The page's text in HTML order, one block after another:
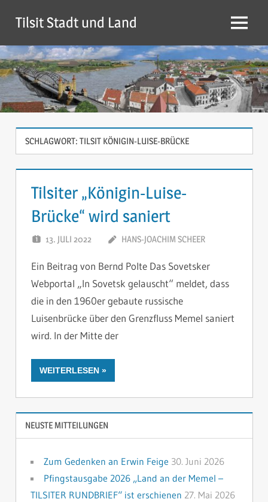
Inhalt
springen
Tilsit Stadt und Land Menü
SCHLAGWORT: TILSIT KÖNIGIN-LUISE-BRÜCKE
Tilsiter „Königin-Luise-
Brücke“ wird saniert
13. JULI 2022
HANS-JOACHIM SCHEER
Ein Beitrag von Bernd Polte Das Sovetsker
Webportal „In Sovetsk gelauscht“ meldet, dass
die in den 1960er gebaute russische
Luisenbrücke über den Grenzfluss Memel saniert
wird. In der Mitte der
WEITERLESEN
NEUSTE MITTEILUNGEN
Zum Gedenken an Erwin Feige 30. Juni 2026
Pfingstausgabe 2026 „Land an der Memel –
TILSITER RUNDBRIEF“ ist erschienen 27. Mai 2026